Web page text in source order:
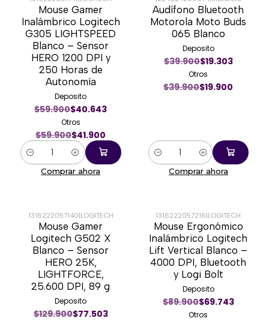
-30%
Mouse Gamer
Inalámbrico Logitech
G305 LIGHTSPEED
Blanco – Sensor
HERO 1200 DPI y
250 Horas de
Autonomía
Deposito
$59.900$40.643
Otros
$59.900$41.900
Cantidad
Comprar ahora
-50%
Audífono Bluetooth
Motorola Moto Buds
065 Blanco
Deposito
$39.900$19.303
Otros
$39.900$19.900
Cantidad
Comprar ahora
-38%
1316222057140|LOGITECH
Mouse Gamer
Logitech G502 X
Blanco – Sensor
HERO 25K,
LIGHTFORCE,
25.600 DPI, 89 g
Deposito
$129.900$77.503
-20%
1316222057216|LOGITECH
Mouse Ergonómico
Inalámbrico Logitech
Lift Vertical Blanco –
4000 DPI, Bluetooth
y Logi Bolt
Deposito
$89.900$69.743
Otros